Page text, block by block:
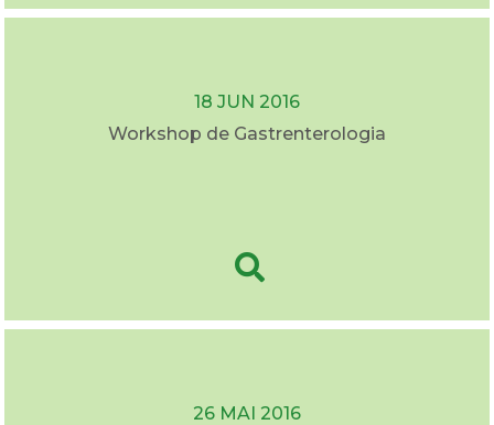
18 JUN 2016
Workshop de Gastrenterologia
26 MAI 2016